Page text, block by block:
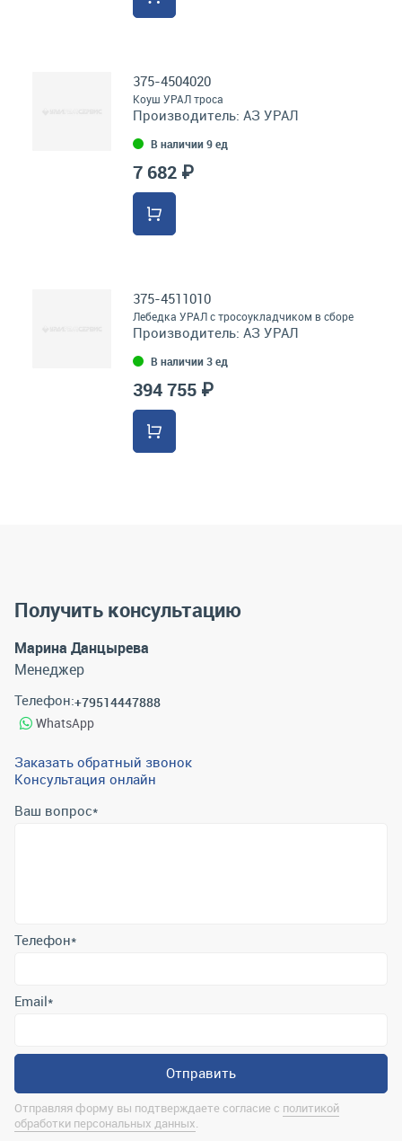
375-4504020
Коуш УРАЛ троса
Производитель: АЗ УРАЛ
В наличии 9 ед
7 682 ₽
375-4511010
Лебедка УРАЛ с тросоукладчиком в сборе
Производитель: АЗ УРАЛ
В наличии 3 ед
394 755 ₽
Получить консультацию
Марина Данцырева
Менеджер
Телефон:+79514447888
WhatsApp
Заказать обратный звонок
Консультация онлайн
Ваш вопрос*
Отправляя форму вы подтверждаете согласие с
Контактная информация
marina@uralrsmiass.ru